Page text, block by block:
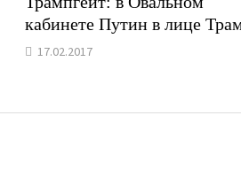
кабинете Путин в лице
17.02.2017